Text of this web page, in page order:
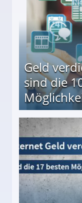
Geld
sind die
besten Möglichkeiten